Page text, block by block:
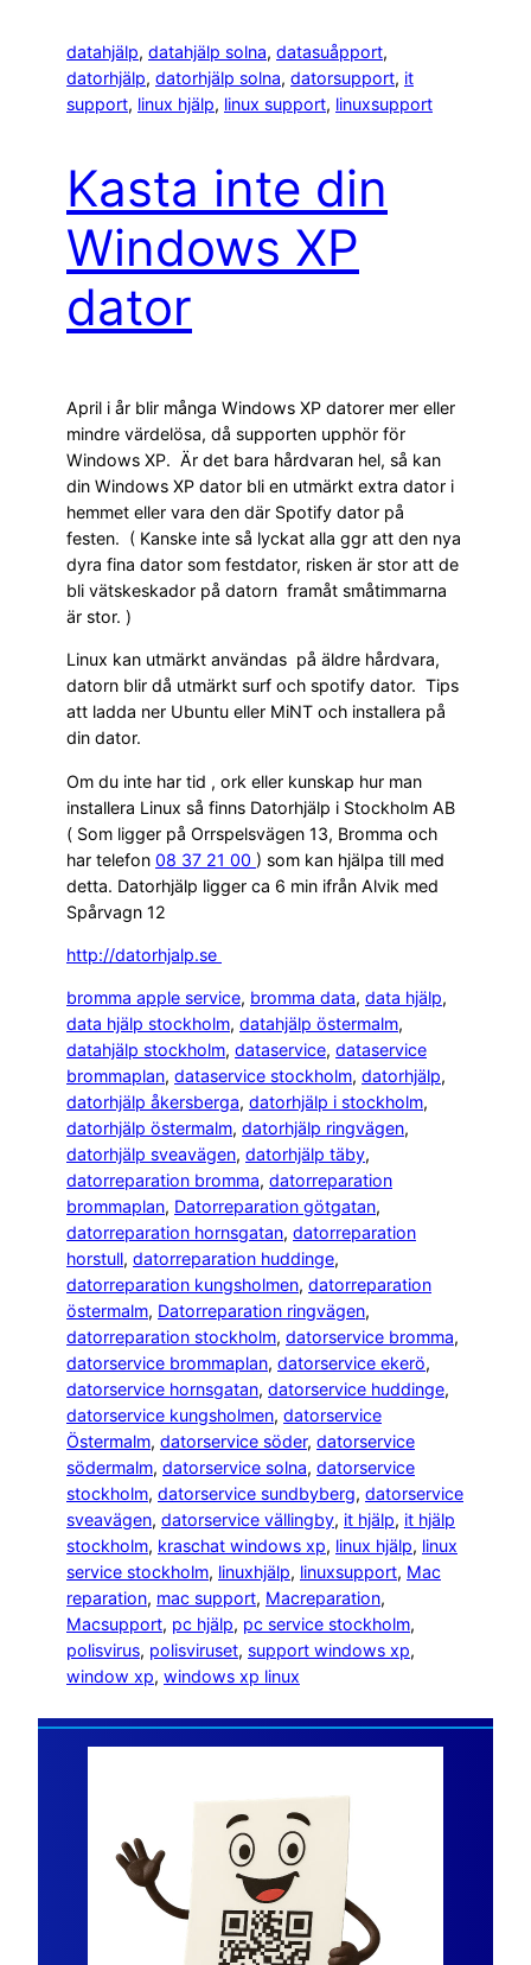
datahjälp, datahjälp solna, datasuåpport
datorhjälp, datorhjälp solna, datorsupport, it
support, linux hjälp, linux support, linuxsupport
Kasta inte din
Windows XP
dator
April i år blir många Windows XP datorer mer eller
mindre värdelösa, då supporten upphör för
Windows XP. Är det bara hårdvaran hel, så kan
din Windows XP dator bli en utmärkt extra dator i
hemmet eller vara den där Spotify dator på
festen. ( Kanske inte så lyckat alla ggr att den nya
dyra fina dator som festdator, risken är stor att de
bli vätskeskador på datorn framåt småtimmarna
är stor. )
Linux kan utmärkt användas på äldre hårdvara,
datorn blir då utmärkt surf och spotify dator. Tips
att ladda ner Ubuntu eller MiNT och installera på
din dator.
Om du inte har tid , ork eller kunskap hur man
installera Linux så finns Datorhjälp i Stockholm AB
( Som ligger på Orrspelsvägen 13, Bromma och
har telefon 08 37 21 00 ) som kan hjälpa till med
detta. Datorhjälp ligger ca 6 min ifrån Alvik med
Spårvagn 12
http://datorhjalp.se
bromma apple service, bromma data, data hjälp
data hjälp stockholm, datahjälp östermalm
datahjälp stockholm, dataservice, dataservice
brommaplan, dataservice stockholm, datorhjälp
datorhjälp åkersberga, datorhjälp i stockholm
datorhjälp östermalm, datorhjälp ringvägen
datorhjälp sveavägen, datorhjälp täby
datorreparation bromma, datorreparation
brommaplan, Datorreparation götgatan
datorreparation hornsgatan, datorreparation
horstull, datorreparation huddinge
datorreparation kungsholmen, datorreparation
östermalm, Datorreparation ringvägen
datorreparation stockholm, datorservice bromma
datorservice brommaplan, datorservice ekerö
datorservice hornsgatan, datorservice huddinge
datorservice kungsholmen, datorservice
Östermalm, datorservice söder, datorservice
södermalm, datorservice solna, datorservice
stockholm, datorservice sundbyberg, datorservice
sveavägen, datorservice vällingby, it hjälp, it hjälp
stockholm, kraschat windows xp, linux hjälp, linux
service stockholm, linuxhjälp, linuxsupport, Mac
reparation, mac support, Macreparation
Macsupport, pc hjälp, pc service stockholm
polisvirus, polisviruset, support windows xp
window xp, windows xp linux